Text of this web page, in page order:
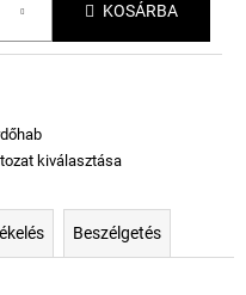
KOSÁRBA
kiválasztása
Beszélgetés